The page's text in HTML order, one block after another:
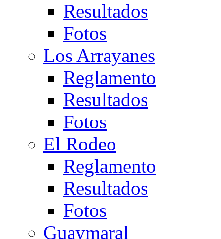
Resultados
Fotos
Los Arrayanes
Reglamento
Resultados
Fotos
El Rodeo
Reglamento
Resultados
Fotos
Guaymaral